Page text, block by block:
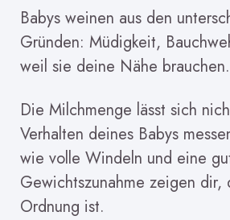
Babys weinen aus den
Gründen: Müdigkeit,
weil sie deine Nähe brauchen.
Die Milchmenge lässt sich
Verhalten deines Babys
wie volle Windeln und eine
Gewichtszunahme zeigen dir,
Ordnung ist.